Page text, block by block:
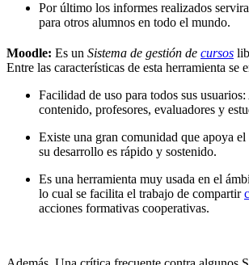
Por último los informes realizados
para otros alumnos en todo el mundo.
Moodle: Es un Sistema de gestión de cursos
Entre las características de esta herramienta se
Facilidad de uso para todos sus
contenido, profesores, evaluadores y
Existe una gran comunidad que apoya
su desarrollo es rápido y sostenido.
Es una herramienta muy usada en el
lo cual se facilita el trabajo de compartir
acciones formativas cooperativas.